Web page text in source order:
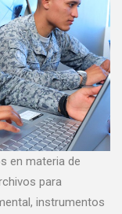
en materia de
para
instrumentos